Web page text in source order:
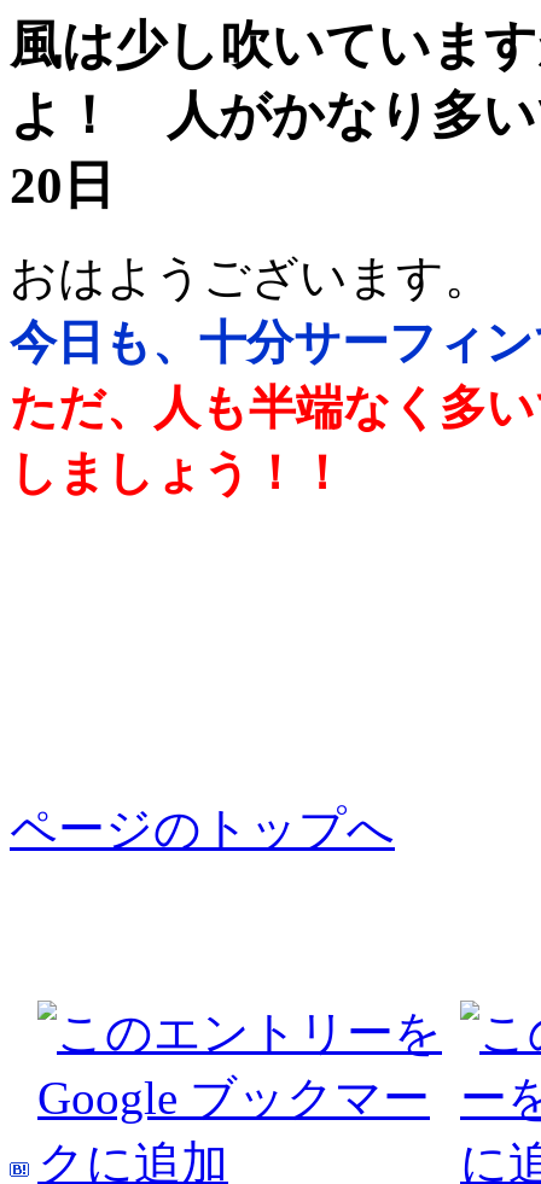
風は少し吹いていま
よ！ 人がかなり多い
20日
おはようございます。
今日も、十分サーフィ
ただ、人も半端なく多
しましょう！！
ページのトップへ